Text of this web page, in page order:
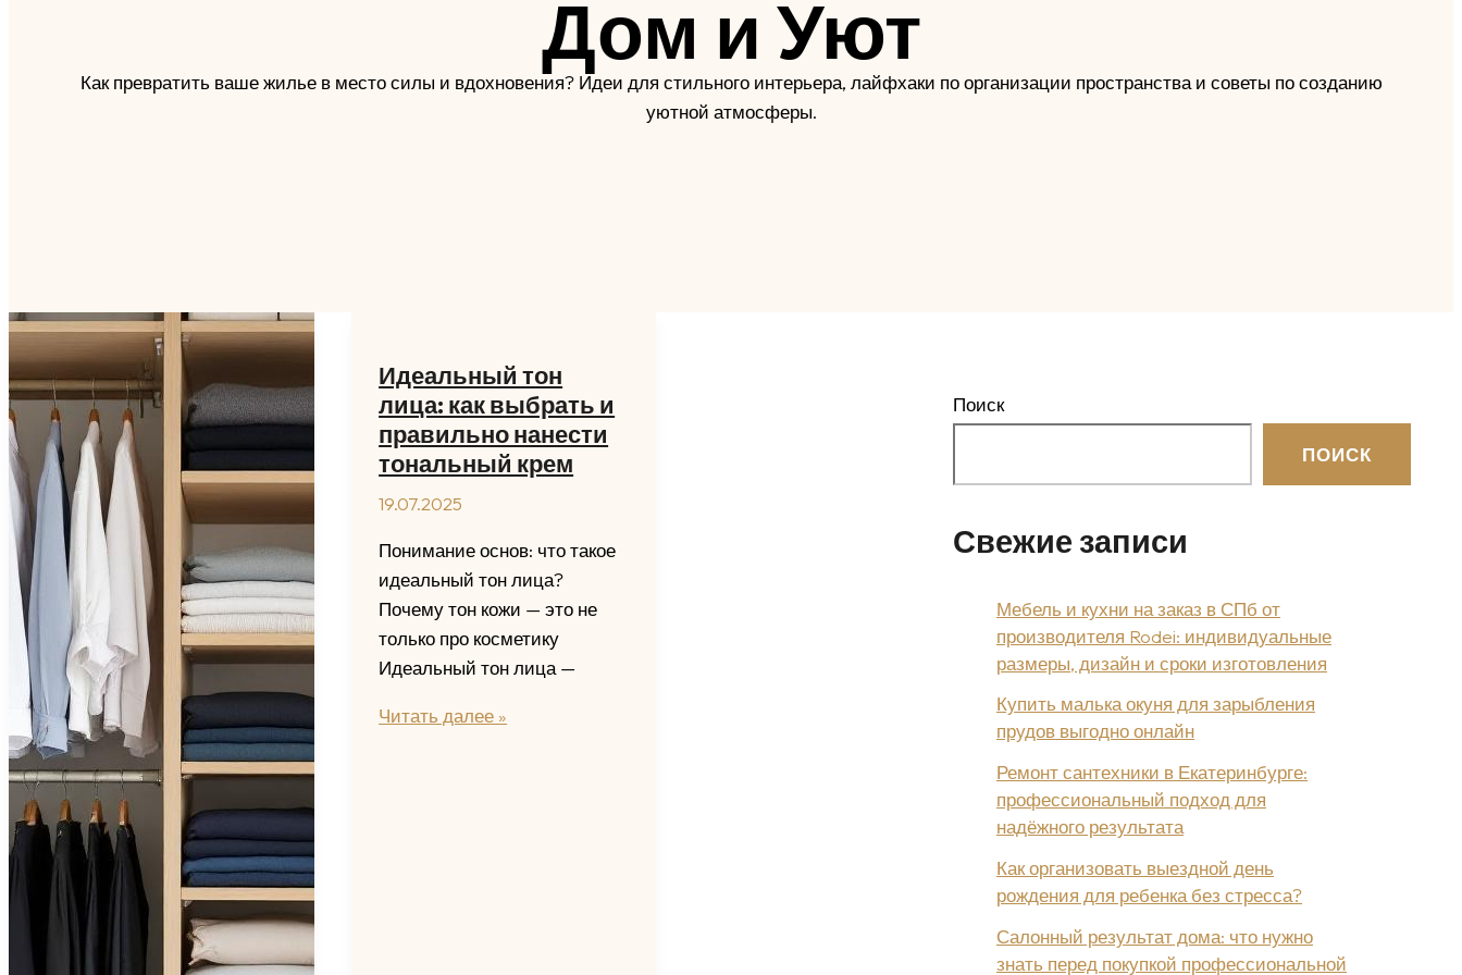
Дом и Уют
Как превратить ваше жилье в место силы и вдохновения? Идеи для стильного интерьера, лайфхаки по организации пространства и советы по созданию
уютной атмосферы.
Идеальный тон
лица: как выбрать и
правильно нанести
тональный крем
19.07.2025
Понимание основ: что такое
идеальный тон лица?
Почему тон кожи — это не
только про косметику
Идеальный тон лица —
Идеальный
Читать далее »
Поиск
ПОИСК
Свежие записи
Мебель и кухни на заказ в СПб от
производителя Rodei: индивидуальные
размеры, дизайн и сроки изготовления
Купить малька окуня для зарыбления
прудов выгодно онлайн
Ремонт сантехники в Екатеринбурге:
профессиональный подход для
надёжного результата
Как организовать выездной день
рождения для ребенка без стресса?
Салонный результат дома: что нужно
знать перед покупкой профессиональной